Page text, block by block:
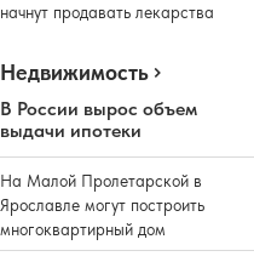
начнут продавать лекарства
Недвижимость
В России вырос объем
выдачи ипотеки
На Малой Пролетарской в
Ярославле могут построить
многоквартирный дом